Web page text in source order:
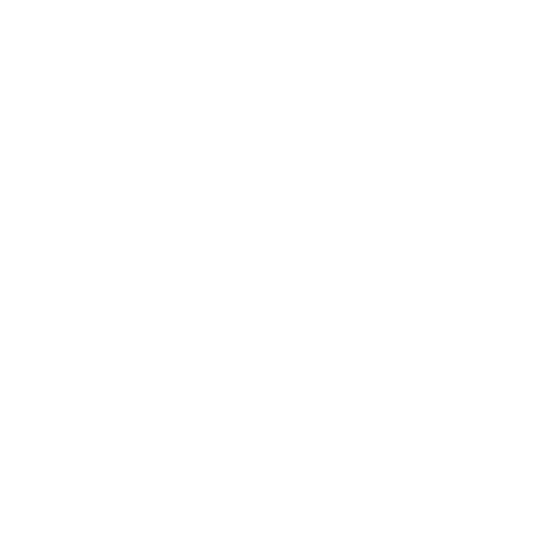
明搶救水庫 珍惜水資源募款餐會)